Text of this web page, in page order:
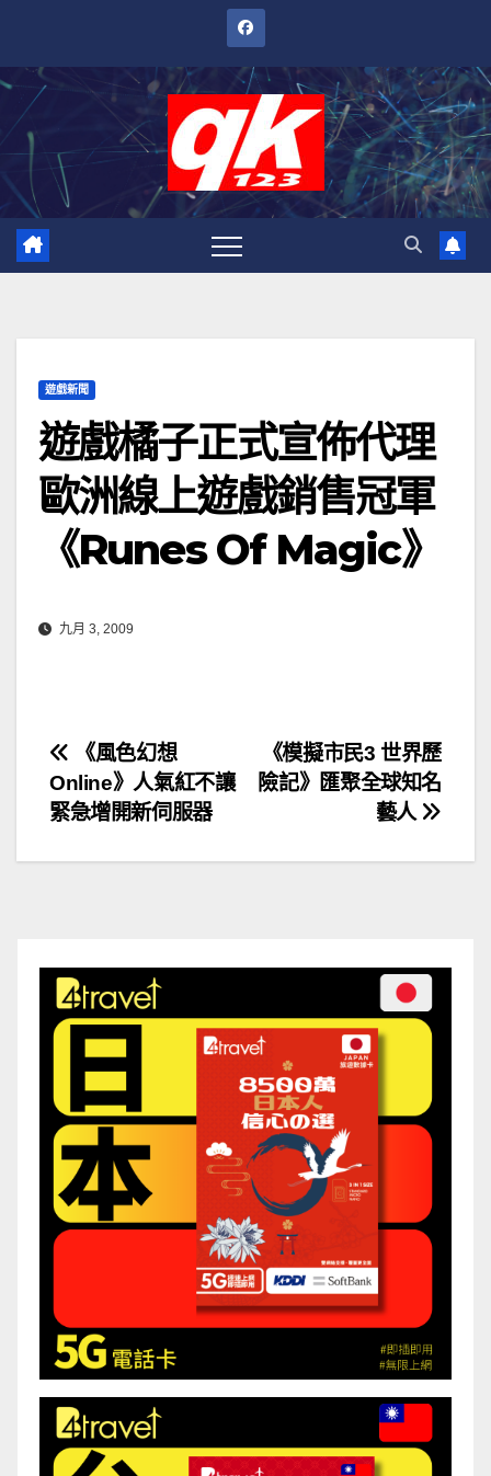
內
遊戲新聞
遊戲橘子正式宣佈代理
歐洲線上遊戲銷售冠軍
《Runes Of Magic》
九月 3, 2009
文
章
導
《模擬市民3 世界歷
險記》匯聚全球知名
藝人
《風色幻想
Online》人氣紅不讓
緊急增開新伺服器